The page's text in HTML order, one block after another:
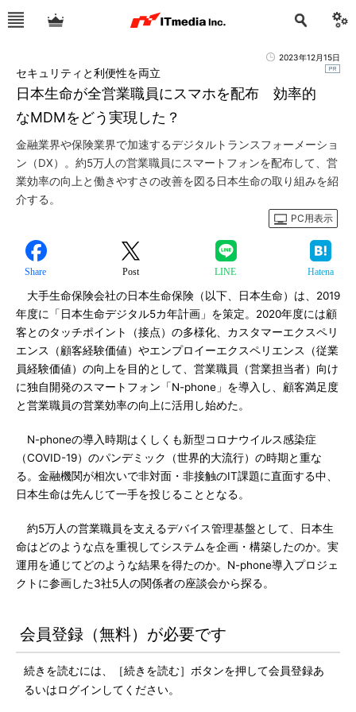
2023年12月15日
日本生命が全営業職員にスマホを配布 効率的
なMDMをどう実現した？
セキュリティと利便性を両立
金融業界や保険業界で加速するデジタルトランスフォーメーショ
ン（DX）。約5万人の営業職員にスマートフォンを配布して、営
業効率の向上と働きやすさの改善を図る日本生命の取り組みを紹
介する。
PC用表示
Share Post LINE Hatena
大手生命保険会社の日本生命保険（以下、日本生命）は、2019
年度に「日本生命デジタル5カ年計画」を策定。2020年度には顧
客とのタッチポイント（接点）の多様化、カスタマーエクスペリ
エンス（顧客経験価値）やエンプロイーエクスペリエンス（従業
員経験価値）の向上を目的として、営業職員（営業担当者）向け
に独自開発のスマートフォン「N-phone」を導入し、顧客満足度
と営業職員の営業効率の向上に活用し始めた。
N-phoneの導入時期はくしくも新型コロナウイルス感染症
（COVID-19）のパンデミック（世界的大流行）の時期と重な
る。金融機関が相次いで非対面・非接触のIT課題に直面する中、
日本生命は先んじて一手を投じることとなる。
約5万人の営業職員を支えるデバイス管理基盤として、日本生
命はどのような点を重視してシステムを企画・構築したのか。実
運用を通じてどのような結果を得たのか。N-phone導入プロジェ
クトに参画した3社5人の関係者の座談会から探る。
会員登録（無料）が必要です
続きを読むには、［続きを読む］ボタンを押して会員登録あ
るいはログインしてください。